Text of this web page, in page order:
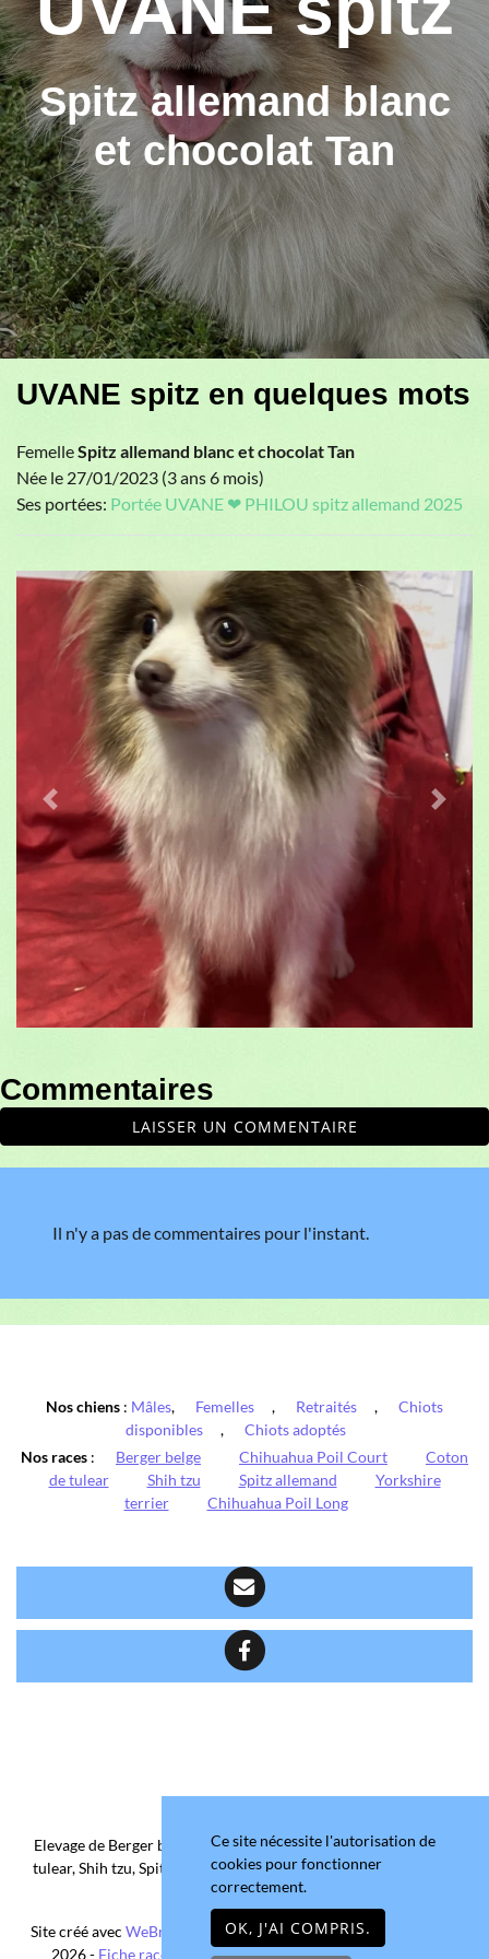
Spitz allemand blanc
et chocolat Tan
Previous Next
UVANE spitz en quelques mots
FemelleSpitz allemand blanc et chocolat Tan
Née le 27/01/2023 (3 ans 6 mois)
Ses portées: Portée UVANE ❤ PHILOU spitz allemand 2025
Commentaires
LAISSER UN COMMENTAIRE
Il n'y a pas de commentaires pour l'instant.
Nos chiens : Mâles, Femelles , Retraités ,
Chiots
disponibles
,
Chiots adoptés
Nos races : Berger belge Chihuahua Poil Court
Coton
de tulear
Shih tzu Spitz allemand
Yorkshire
terrier
Chihuahua Poil Long
Elevage de Berger belge, Chihuahua Poil Court/Long, Coton de
tulear, Shih tzu, Spitz allemand et Yorkshire terrier depuis 2006
situé en Maine-et-Loire
Site créé avec WeBreed
- Copyright© Domaine de la Chantelaie
2026 - Fiche race Chihuahua Poil Long-Mentions légales
Ce site nécessite l'autorisation de
cookies pour fonctionner
correctement.
OK, J'AI COMPRIS.